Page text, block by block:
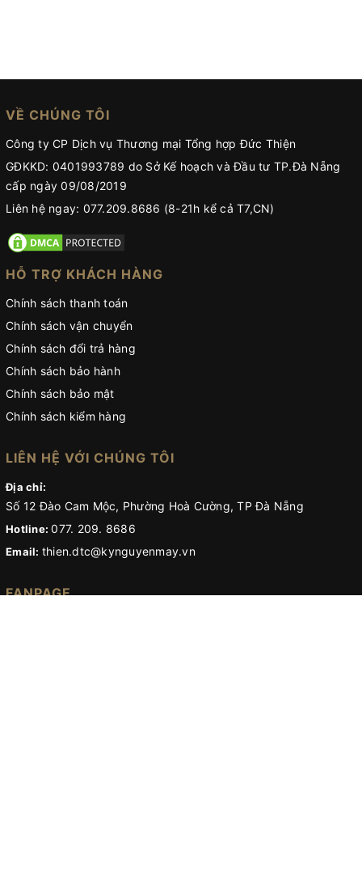
VỀ CHÚNG TÔI
Công ty CP Dịch vụ Thương mại Tổng hợp Đức Thiện
GĐKKD: 0401993789 do Sở Kế hoạch và Đầu tư TP.Đà Nẵng
cấp ngày 09/08/2019
Liên hệ ngay: 077.209.8686 (8-21h kể cả T7,CN)
HỖ TRỢ KHÁCH HÀNG
Chính sách thanh toán
Chính sách vận chuyển
Chính sách đổi trả hàng
Chính sách bảo hành
Chính sách bảo mật
Chính sách kiểm hàng
LIÊN HỆ VỚI CHÚNG TÔI
Địa chỉ:
Số 12 Đào Cam Mộc, Phường Hoà Cường, TP Đà Nẵng
Hotline:077. 209. 8686
Email: thien.dtc@kynguyenmay.vn
FANPAGE